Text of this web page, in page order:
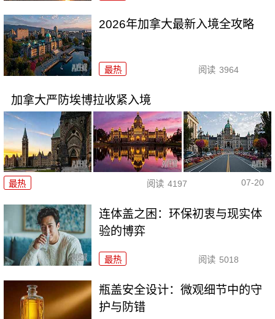
2026年加拿大最新入境全攻略
最热 阅读 3964
加拿大严防埃博拉收紧入境
最热 阅读 4197 07-20
连体盖之困：环保初衷与现实体
验的博弈
最热 阅读 5018
瓶盖安全设计：微观细节中的守
护与防错